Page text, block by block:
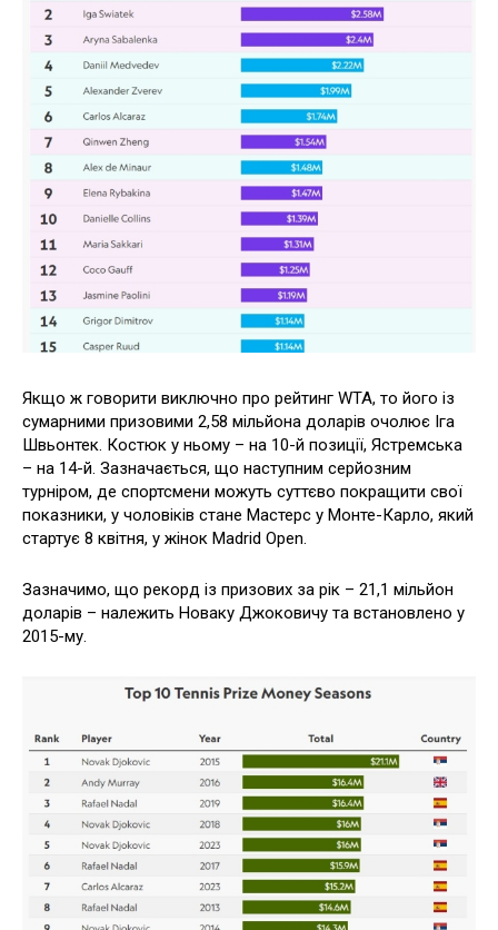
Якщо ж говорити виключно про рейтинг WTA, то його із
сумарними призовими 2,58 мільйона доларів очолює Іга
Швьонтек. Костюк у ньому – на 10-й позиції, Ястремська
– на 14-й. Зазначається, що наступним серйозним
турніром, де спортсмени можуть суттєво покращити свої
показники, у чоловіків стане Мастерс у Монте-Карло, який
стартує 8 квітня, у жінок Madrid Open.
Зазначимо, що рекорд із призових за рік – 21,1 мільйон
доларів – належить Новаку Джоковичу та встановлено у
2015-му.